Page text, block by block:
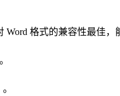
Word 格式的兼容性最佳